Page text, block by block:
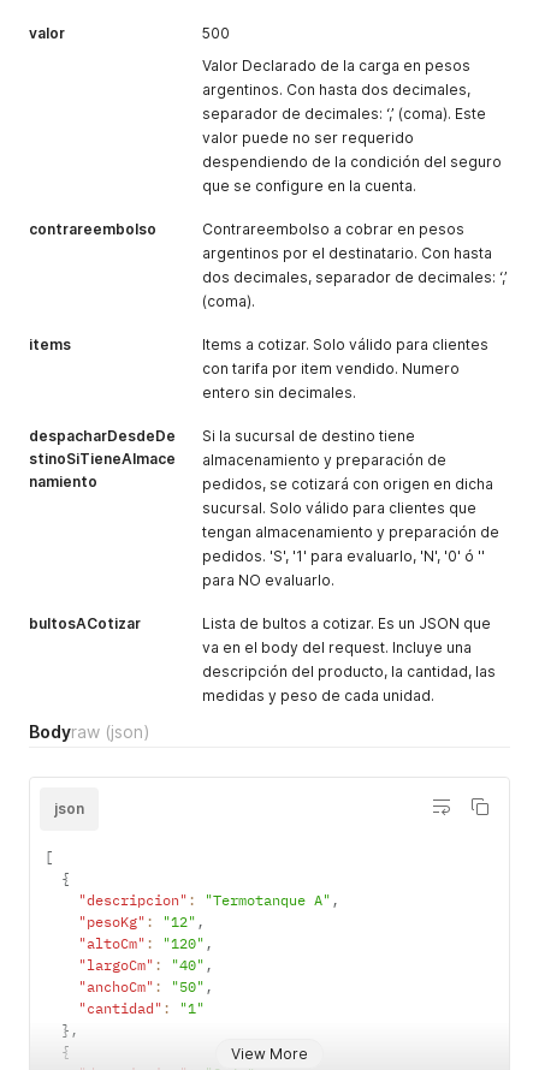
valor
500
Valor Declarado de la carga en pesos
argentinos. Con hasta dos decimales,
separador de decimales: ‘,’ (coma). Este
valor puede no ser requerido
despendiendo de la condición del seguro
que se configure en la cuenta.
contrareembolso
Contrareembolso a cobrar en pesos
argentinos por el destinatario. Con hasta
dos decimales, separador de decimales: ‘,’
(coma).
items
Items a cotizar. Solo válido para clientes
con tarifa por item vendido. Numero
entero sin decimales.
despacharDesdeDe
stinoSiTieneAlmace
namiento
Si la sucursal de destino tiene
almacenamiento y preparación de
pedidos, se cotizará con origen en dicha
sucursal. Solo válido para clientes que
tengan almacenamiento y preparación de
pedidos. 'S', '1' para evaluarlo, 'N', '0' ó ''
para NO evaluarlo.
bultosACotizar
Lista de bultos a cotizar. Es un JSON que
va en el body del request. Incluye una
descripción del producto, la cantidad, las
medidas y peso de cada unidad.
Bodyraw (json)
View More
json
[
{
"descripcion" : "Termotanque A" ,
"pesoKg" : "12" ,
"altoCm" : "120" ,
"largoCm" : "40" ,
"anchoCm" : "50" ,
"cantidad" :
"1"
} ,
{